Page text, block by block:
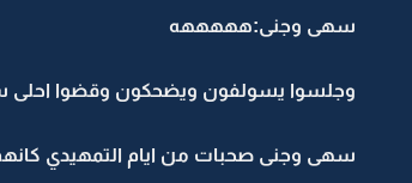
سهى وجنى:هههههه
وجلسوا يسولفون ويضحكون وقضوا
سهى وجنى صحبات من ايام التمهيدي